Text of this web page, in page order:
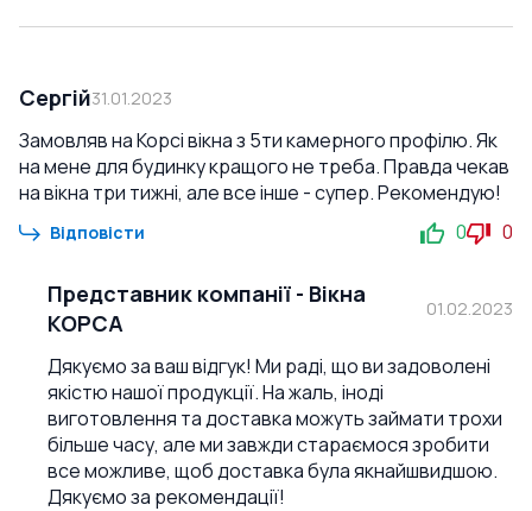
Сергій31.01.2023
Замовляв на Корсі вікна з 5ти камерного профілю. Як
на мене для будинку кращого не треба. Правда чекав
на вікна три тижні, але все інше - супер. Рекомендую!
Відповісти 0 0
Представник компанії - Вікна
КОРСА
01.02.2023
Дякуємо за ваш відгук! Ми раді, що ви задоволені
якістю нашої продукції. На жаль, іноді
виготовлення та доставка можуть займати трохи
більше часу, але ми завжди стараємося зробити
все можливе, щоб доставка була якнайшвидшою.
Дякуємо за рекомендації!